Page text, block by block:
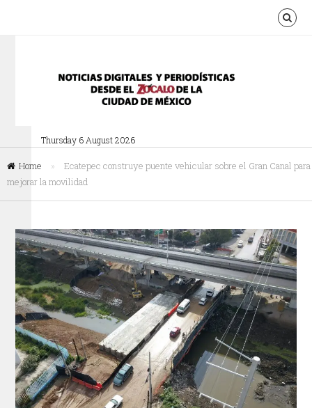
Thursday 6 August 2026
Home »
Ecatepec construye puente vehicular sobre el Gran Canal para
mejorar la movilidad